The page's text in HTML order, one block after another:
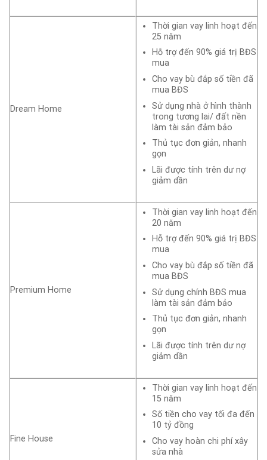
Dream Home
Thời gian vay linh hoạt đến
25 năm
Hỗ trợ đến 90% giá trị BĐS
mua
Cho vay bù đắp số tiền đã
mua BĐS
Sử dụng nhà ở hình thành
trong tương lai/ đất nền
làm tài sản đảm bảo
Thủ tục đơn giản, nhanh
gọn
Lãi được tính trên dư nợ
giảm dần
Premium Home
Thời gian vay linh hoạt đến
20 năm
Hỗ trợ đến 90% giá trị BĐS
mua
Cho vay bù đắp số tiền đã
mua BĐS
Sử dụng chính BĐS mua
làm tài sản đảm bảo
Thủ tục đơn giản, nhanh
gọn
Lãi được tính trên dư nợ
giảm dần
Fine House
Thời gian vay linh hoạt đến
15 năm
Số tiền cho vay tối đa đến
10 tỷ đồng
Cho vay hoàn chi phí xây
sửa nhà